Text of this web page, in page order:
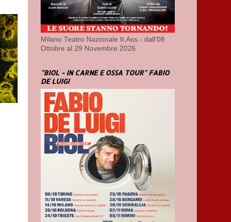
Milano Teatro Nazionale It.Ass.- dall'08
Ottobre al 29 Novembre 2026
"BIOL - IN CARNE E OSSA TOUR" FABIO
DE LUIGI